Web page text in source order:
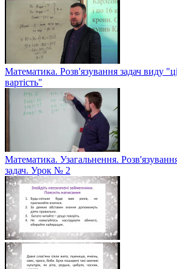
Математика. Розв'язування задач виду
вартість"
Математика. Узагальнення.
задач. Урок № 2